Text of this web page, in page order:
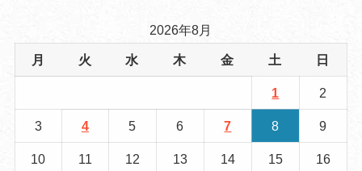
2026年8月
月 火 水 木 金 土 日
1 2
3 4 5 6 7 8 9
10 11 12 13 14 15 16